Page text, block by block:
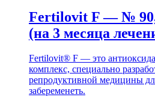
Fertilovit F — №
(на 3 месяца
Fertilovit® F — это
комплекс, специально
репродуктивной медицины
забеременеть.